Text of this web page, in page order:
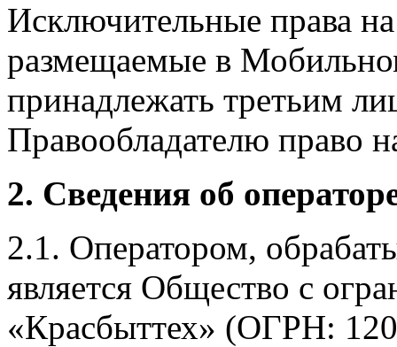
Исключительные права
размещаемые в
принадлежать третьим
Правообладателю право
2. Сведения об
2.1. Оператором,
является Общество с
«Красбыттех» (ОГРН: